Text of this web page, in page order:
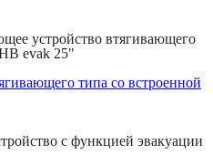
устройство втягивающего
evak 25"
с функцией эвакуации